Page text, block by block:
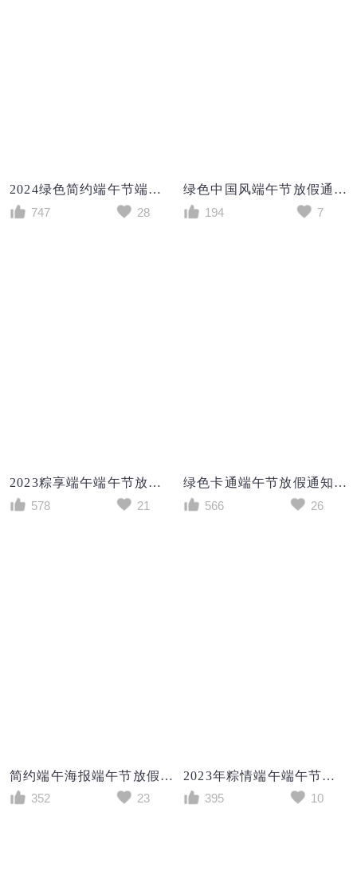
2024绿色简约端午节端午放假通知手机文案海报
747
28
绿色中国风端午节放假通知粽子龙舟端午节端午手机海报
194
7
2023粽享端午端午节放假通知海报端午节端午
578
21
绿色卡通端午节放假通知龙舟ui手机海报
566
26
简约端午海报端午节放假通知海报
352
23
2023年粽情端午端午节放假通知海报端午节端午
395
10